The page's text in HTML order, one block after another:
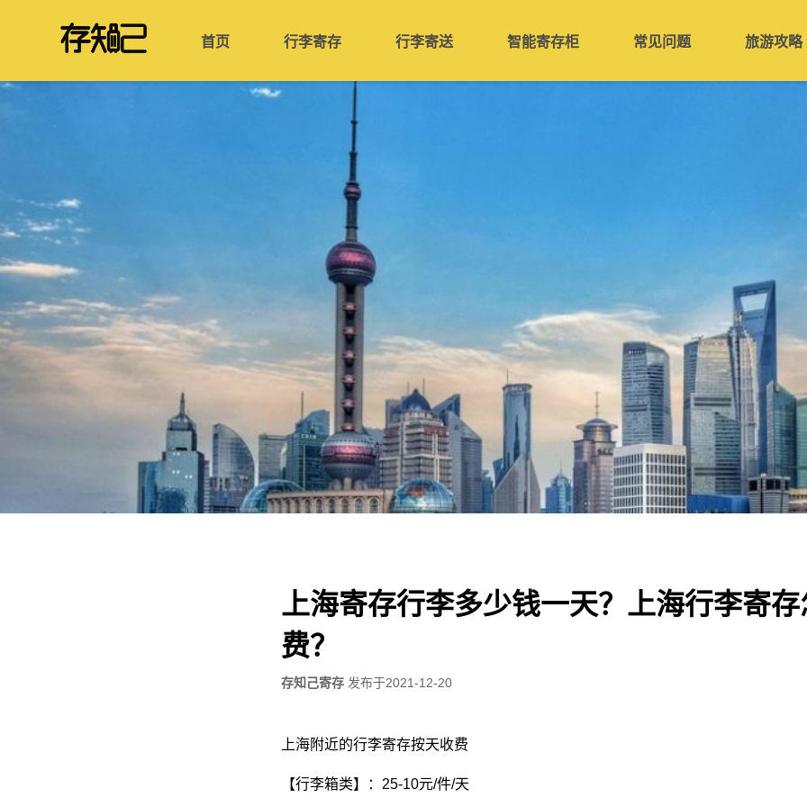
首页 行李寄存 行李寄送 智能寄存柜 常见问题 旅游攻略
上海寄存行李多少钱一天？上海行李寄
费？
存知己寄存 发布于2021-12-20
上海附近的行李寄存按天收费
【行李箱类】：25-10元/件/天